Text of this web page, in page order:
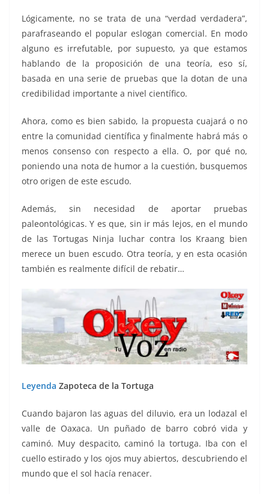
Lógicamente, no se trata de una “verdad verdadera”,
parafraseando el popular eslogan comercial. En modo
alguno es irrefutable, por supuesto, ya que estamos
hablando de la proposición de una teoría, eso sí,
basada en una serie de pruebas que la dotan de una
credibilidad importante a nivel científico.
Ahora, como es bien sabido, la propuesta cuajará o no
entre la comunidad científica y finalmente habrá más o
menos consenso con respecto a ella. O, por qué no,
poniendo una nota de humor a la cuestión, busquemos
otro origen de este escudo.
Además, sin necesidad de aportar pruebas
paleontológicas. Y es que, sin ir más lejos, en el mundo
de las Tortugas Ninja luchar contra los Kraang bien
merece un buen escudo. Otra teoría, y en esta ocasión
también es realmente difícil de rebatir…
Leyenda Zapoteca de la Tortuga
Cuando bajaron las aguas del diluvio, era un lodazal el
valle de Oaxaca. Un puñado de barro cobró vida y
caminó. Muy despacito, caminó la tortuga. Iba con el
cuello estirado y los ojos muy abiertos, descubriendo el
mundo que el sol hacía renacer.